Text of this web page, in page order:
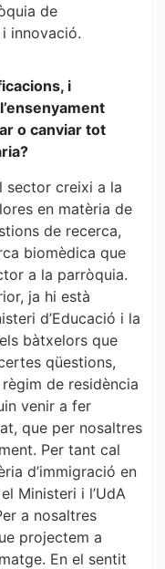
de
innovació.
i
o canviar tot
sector creixi a la
en matèria de
de recerca,
biomèdica que
a la parròquia.
ja hi està
d’Educació i la
bàtxelors que
qüestions,
de residència
venir a fer
que per nosaltres
Per tant cal
d’immigració en
Ministeri i l’UdA
a nosaltres
projectem a
En el sentit